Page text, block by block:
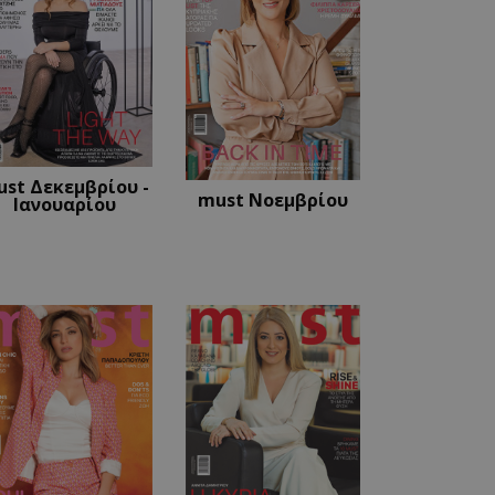
Δεκεμβρίου -
Ιανουαρίου must Νοεμβρίου
για τη διάκριση
είναι
να κάνει
χρήση του
την
από την υπηρεσία
τις προτιμήσεις
απαραίτητο το
λειτουργεί
να διατηρήσει
που
για ένα
που
μεταβλητών
είναι ένας
ο τρόπος με
για τον
είναι η
για έναν
που